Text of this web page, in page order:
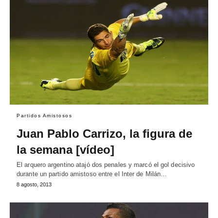
Partidos Amistosos
Juan Pablo Carrizo, la figura de
la semana [vídeo]
El arquero argentino atajó dos penales y marcó el gol decisivo
durante un partido amistoso entre el Inter de Milán…
8 agosto, 2013